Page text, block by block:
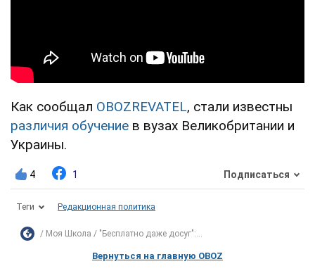
Как сообщал OBOZREVATEL, стали известны
различия обучение в вузах Великобритании и
Украины.
4 1 Подписаться
Теги Редакционная политика
Моя Школа "Бесплатно даже досуг":...
Вернуться на главную OBOZ